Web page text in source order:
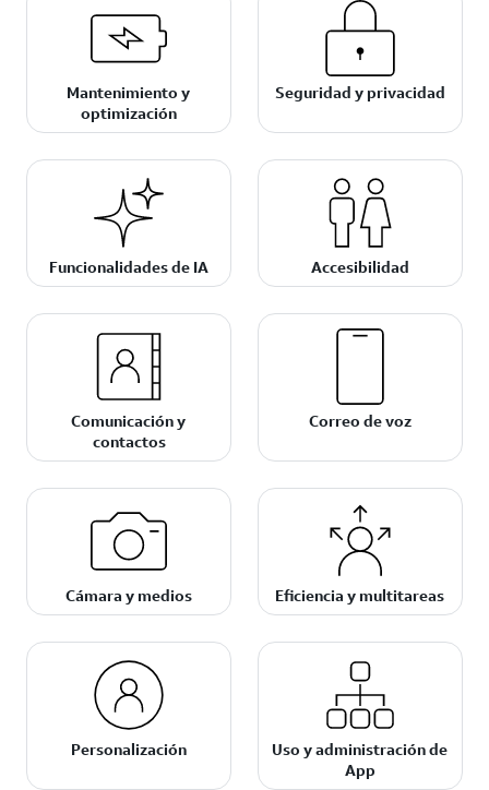
Mantenimiento y
optimización
Seguridad y privacidad
Funcionalidades de IA Accesibilidad
Comunicación y
contactos
Correo de voz
Cámara y medios Eficiencia y multitareas
Personalización
Uso y administración de
App